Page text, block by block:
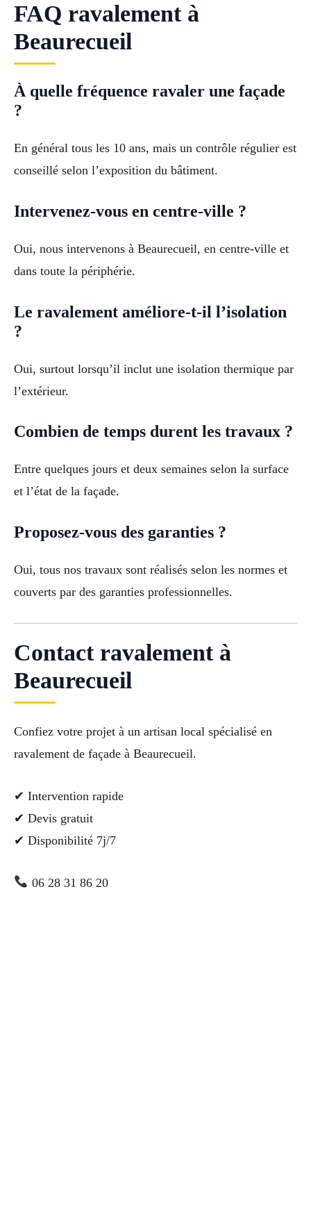
FAQ ravalement à
Beaurecueil
À quelle fréquence ravaler une façade
?
En général tous les 10 ans, mais un contrôle régulier est
conseillé selon l’exposition du bâtiment.
Intervenez-vous en centre-ville ?
Oui, nous intervenons à Beaurecueil, en centre-ville et
dans toute la périphérie.
Le ravalement améliore-t-il l’isolation
?
Oui, surtout lorsqu’il inclut une isolation thermique par
l’extérieur.
Combien de temps durent les travaux ?
Entre quelques jours et deux semaines selon la surface
et l’état de la façade.
Proposez-vous des garanties ?
Oui, tous nos travaux sont réalisés selon les normes et
couverts par des garanties professionnelles.
Contact ravalement à
Beaurecueil
Confiez votre projet à un artisan local spécialisé en
ravalement de façade à Beaurecueil.
✔ Intervention rapide
✔ Devis gratuit
✔ Disponibilité 7j/7
06 28 31 86 20